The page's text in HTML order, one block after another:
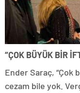
“ÇOK BÜYÜK BİR
Ender Saraç, “Çok
cezam bile yok.